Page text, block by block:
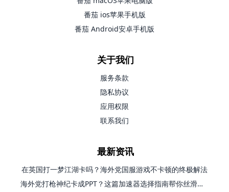
番茄 ios苹果手机版
番茄 Android安卓手机版
关于我们
服务条款
隐私协议
应用权限
联系我们
最新资讯
在英国打一梦江湖卡吗？海外党国服游戏不卡顿的终极解法
海外党打枪神纪卡成PPT？这篇加速器选择指南帮你丝滑上分